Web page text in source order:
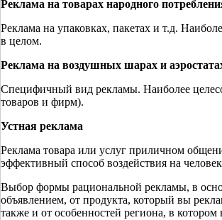
Реклама на товарах народного
Реклама на упаковках, пакетах и т.д.
в целом.
Реклама на воздушных шарах и
Специфичный вид рекламы. Наиболее
товаров и фирм).
Устная реклама
Реклама товара или услуг приличном
эффективный способ воздействия на
Выбор формы рациональной рекламы, в
объявлением, от продукта, который вы
также и от особенностей региона, в котором